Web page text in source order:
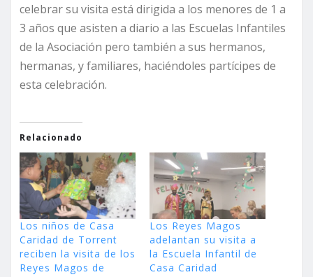
celebrar su visita está dirigida a los menores de 1 a
3 años que asisten a diario a las Escuelas Infantiles
de la Asociación pero también a sus hermanos,
hermanas, y familiares, haciéndoles partícipes de
esta celebración.
Relacionado
Los niños de Casa
Caridad de Torrent
reciben la visita de los
Reyes Magos de
Los Reyes Magos
adelantan su visita a
la Escuela Infantil de
Casa Caridad